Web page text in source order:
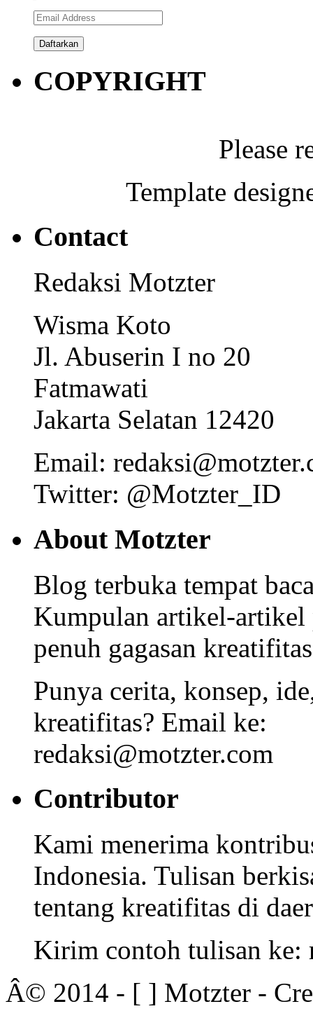
Email
Address
COPYRIGHT
Please
Template
Contact
Redaksi Motzter
Wisma Koto
Jl. Abuserin I no 20
Fatmawati
Jakarta Selatan 12420
Email:
Twitter: @Motzter_ID
About Motzter
Blog terbuka tempat
Kumpulan artikel-artikel
penuh gagasan
Punya cerita, konsep,
kreatifitas? Email ke:
redaksi@motzter.com
Contributor
Kami menerima
Indonesia. Tulisan
tentang kreatifitas di
Kirim contoh tulisan ke:
Â© 2014 - [ ] Motzter -